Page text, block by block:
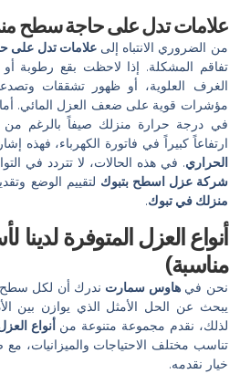
علامات تدل على حاجة سطح
من الضروري الانتباه إلىعلامات تدل على
تفاقم المشكلة. إذا لاحظت بقع رطوبة
الغرف العلوية، أو ظهور تشققات
مؤشرات قوية على ضعف العزل المائي.
في درجة حرارة منزلك صيفاً بالرغم من
ارتفاعاً كبيراً في فاتورة الكهرباء،
الحراري. في هذه الحالات، لا تتردد في
شركة عزل اسطح بتبوك لتقييم الوضع
منزلك في تبوك.
أنواع العزل المتوفرة لدينا
مناسبة)
نحن فيهاوس سمارت ندرك أن لكل سطح
يبحث عن الحل الأمثل الذي يوازن بين
لذلك، نقدم مجموعة متنوعة منأنواع
تناسب مختلف الاحتياجات والميزانيات،
خيار نقدمه.